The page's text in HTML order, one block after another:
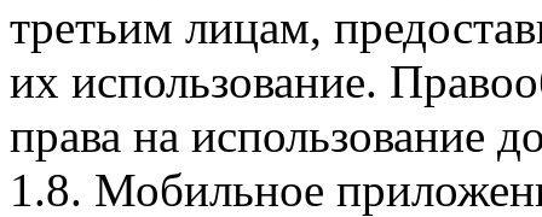
третьим лицам,
их использование.
права на использование
1.8. Мобильное